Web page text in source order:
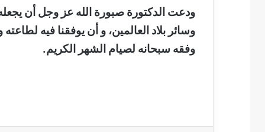
ودعت الدكتورة صبورة الله عز وجل أن
وسائر بلاد العالمين، و أن يوفقنا فيه
وفقه سبحانه لصيام الشهر الكريم.
مايسه
عطوه
كليوباترا
القرن
21
مصطفى كامل
مايسه عطوه